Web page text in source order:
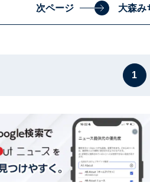
次ページ 大森み
1